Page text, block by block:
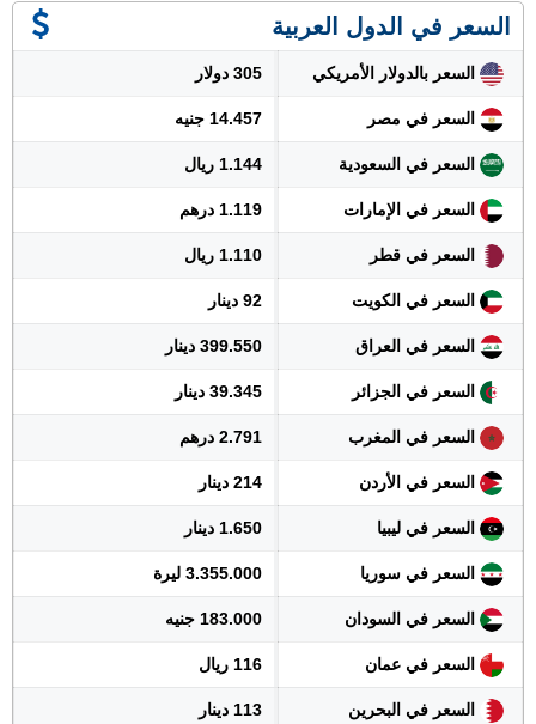
السعر في الدول العربية
السعر بالدولار الأمريكي 305 دولار
السعر في مصر 14.457 جنيه
السعر في السعودية 1.144 ريال
السعر في الإمارات 1.119 درهم
السعر في قطر 1.110 ريال
السعر في الكويت 92 دينار
السعر في العراق 399.550 دينار
السعر في الجزائر 39.345 دينار
السعر في المغرب 2.791 درهم
السعر في الأردن 214 دينار
السعر في ليبيا 1.650 دينار
السعر في سوريا 3.355.000 ليرة
السعر في السودان 183.000 جنيه
السعر في عمان 116 ريال
السعر في البحرين 113 دينار